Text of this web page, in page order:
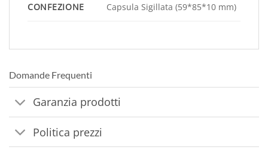
CONFEZIONE Capsula Sigillata (59*85*10 mm)
Domande Frequenti
Garanzia prodotti
Politica prezzi